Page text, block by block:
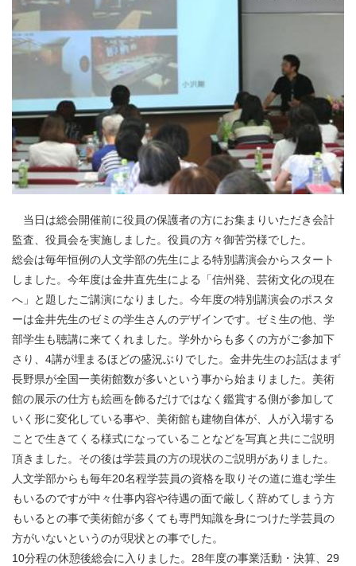
当日は総会開催前に役員の保護者の方にお集まりいただき会計
監査、役員会を実施しました。役員の方々御苦労様でした。
総会は毎年恒例の人文学部の先生による特別講演会からスタート
しました。今年度は金井直先生による「信州発、芸術文化の現在
へ」と題したご講演になりました。今年度の特別講演会のポスタ
ーは金井先生のゼミの学生さんのデザインです。ゼミ生の他、学
部学生も聴講に来てくれました。学外からも多くの方がご参加下
さり、4講が埋まるほどの盛況ぶりでした。金井先生のお話はまず
長野県が全国一美術館数が多いという事から始まりました。美術
館の展示の仕方も絵画を飾るだけではなく鑑賞する側が参加して
いく形に変化している事や、美術館も建物自体が、人が入場する
ことで生きてくる様式になっていることなどを写真と共にご説明
頂きました。その後は学芸員の方の現状のご説明がありました。
人文学部からも毎年20名程学芸員の資格を取りその道に進む学生
もいるのですが中々仕事内容や待遇の面で厳しく辞めてしまう方
もいるとの事で美術館が多くても専門知識を身につけた学芸員の
方がいないというのが現状との事でした。
10分程の休憩後総会に入りました。28年度の事業活動・決算、29